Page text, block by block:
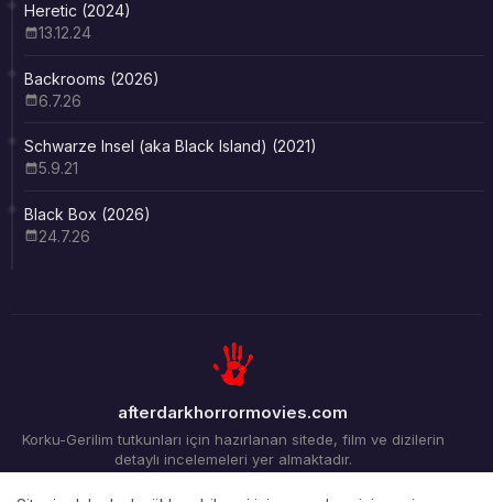
Heretic (2024)
13.12.24
Backrooms (2026)
6.7.26
Schwarze Insel (aka Black Island) (2021)
5.9.21
Black Box (2026)
24.7.26
afterdarkhorrormovies.com
Korku-Gerilim tutkunları için hazırlanan sitede, film ve dizilerin
detaylı incelemeleri yer almaktadır.